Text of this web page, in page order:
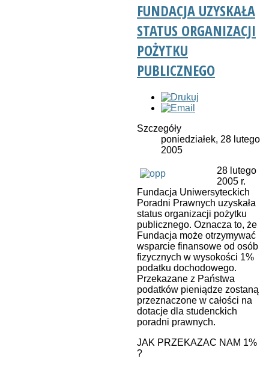
FUNDACJA UZYSKAŁA
STATUS ORGANIZACJI
POŻYTKU
PUBLICZNEGO
Szczegóły
poniedziałek, 28 lutego
2005
28 lutego
2005 r.
Fundacja Uniwersyteckich
Poradni Prawnych uzyskała
status organizacji pożytku
publicznego. Oznacza to, że
Fundacja może otrzymywać
wsparcie finansowe od osób
fizycznych w wysokości 1%
podatku dochodowego.
Przekazane z Państwa
podatków pieniądze zostaną
przeznaczone w całości na
dotacje dla studenckich
poradni prawnych.
JAK PRZEKAZAC NAM 1%
?